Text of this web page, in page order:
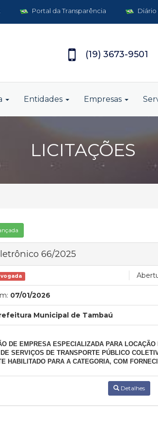
Diário
Portal da Transparência
(19) 3673-9501
Entidades Empresas
LICITAÇÕES
66/2025
07/01/2026
Municipal de Tambaú
DE EMPRESA ESPECIALIZADA PARA
SERVIÇOS DE TRANSPORTE PÚBLICO
HABILITADO PARA A CATEGORIA, COM
Detalhes